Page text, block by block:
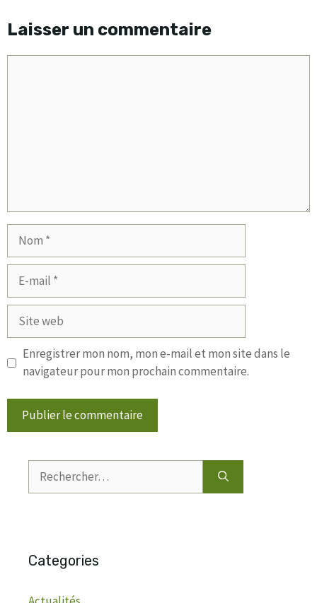
Laisser un commentaire
Nom
mail
Site
web
Enregistrer mon nom, mon e-mail et mon site dans le
navigateur pour mon prochain commentaire.
Rechercher :
Categories